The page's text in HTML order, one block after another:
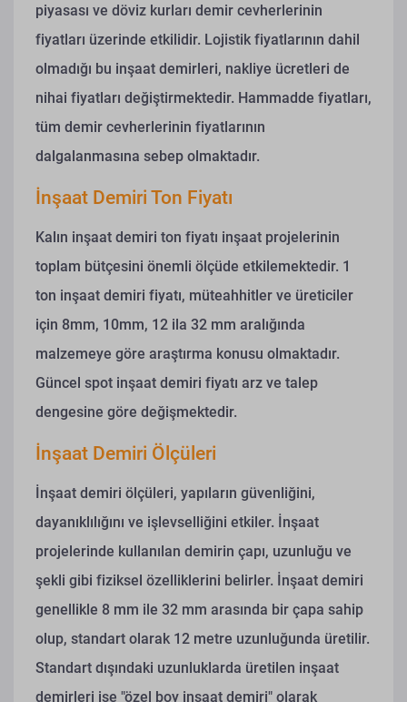
piyasası ve döviz kurları demir cevherlerinin
fiyatları üzerinde etkilidir. Lojistik fiyatlarının dahil
olmadığı bu inşaat demirleri, nakliye ücretleri de
nihai fiyatları değiştirmektedir. Hammadde fiyatları,
tüm demir cevherlerinin fiyatlarının
dalgalanmasına sebep olmaktadır.
İnşaat Demiri Ton Fiyatı
Kalın inşaat demiri ton fiyatı inşaat projelerinin
toplam bütçesini önemli ölçüde etkilemektedir. 1
ton inşaat demiri fiyatı, müteahhitler ve üreticiler
için 8mm, 10mm, 12 ila 32 mm aralığında
malzemeye göre araştırma konusu olmaktadır.
Güncel spot inşaat demiri fiyatı arz ve talep
dengesine göre değişmektedir.
İnşaat Demiri Ölçüleri
İnşaat demiri ölçüleri, yapıların güvenliğini,
dayanıklılığını ve işlevselliğini etkiler. İnşaat
projelerinde kullanılan demirin çapı, uzunluğu ve
şekli gibi fiziksel özelliklerini belirler. İnşaat demiri
genellikle 8 mm ile 32 mm arasında bir çapa sahip
olup, standart olarak 12 metre uzunluğunda üretilir.
Standart dışındaki uzunluklarda üretilen inşaat
demirleri ise "özel boy inşaat demiri" olarak